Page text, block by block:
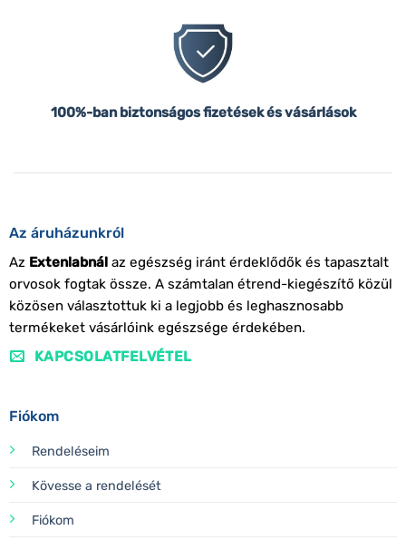
100%-ban biztonságos fizetések és vásárlások
Az áruházunkról
Az Extenlabnálaz egészség iránt érdeklődők és tapasztalt
orvosok fogtak össze. A számtalan étrend-kiegészítő közül
közösen választottuk ki a legjobb és leghasznosabb
termékeket vásárlóink egészsége érdekében.
KAPCSOLATFELVÉTEL
Fiókom
Rendeléseim
Kövesse a rendelését
Fiókom